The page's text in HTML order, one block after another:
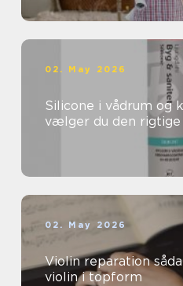
02. May 2026
Silicone i vådrum og
vælger du den rigtige
02. May 2026
Violin reparation sådan holder du din
violin i topform